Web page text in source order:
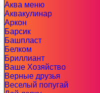
Аква меню
Аквакулинар
Аркон
Барсик
Башпласт
Белком
Бриллиант
Ваше Хозяйство
Верные друзья
Веселый попугай